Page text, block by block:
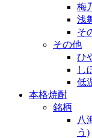
梅
浅
そ
その他
ひ
し
低
本格焼酎
銘柄
八
う)